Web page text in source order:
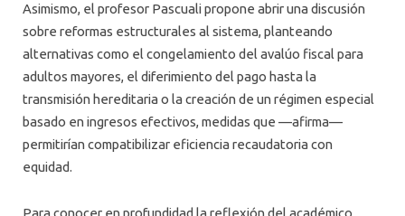
Asimismo, el profesor Pascuali propone abrir una discusión
sobre reformas estructurales al sistema, planteando
alternativas como el congelamiento del avalúo fiscal para
adultos mayores, el diferimiento del pago hasta la
transmisión hereditaria o la creación de un régimen especial
basado en ingresos efectivos, medidas que —afirma—
permitirían compatibilizar eficiencia recaudatoria con
equidad.